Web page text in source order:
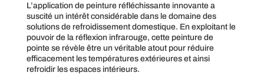
L’application de peinture réfléchissante innovante a
suscité un intérêt considérable dans le domaine des
solutions de refroidissement domestique. En exploitant le
pouvoir de la réflexion infrarouge, cette peinture de
pointe se révèle être un véritable atout pour réduire
efficacement les températures extérieures et ainsi
refroidir les espaces intérieurs.